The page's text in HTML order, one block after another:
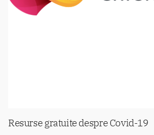
Resurse gratuite despre Covid-19